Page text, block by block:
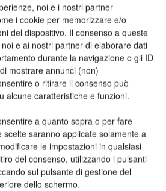
noi e i nostri partner
i cookie per memorizzare e/o
del dispositivo. Il consenso a queste
e ai nostri partner di elaborare dati
durante la navigazione o gli ID
mostrare annunci (non)
o ritirare il consenso può
alcune caratteristiche e funzioni.
a quanto sopra o per fare
saranno applicate solamente a
le impostazioni in qualsiasi
del consenso, utilizzando i pulsanti
sul pulsante di gestione del
dello schermo.
n.1 - Maggio 2026 n.6 - Dicembre 2025